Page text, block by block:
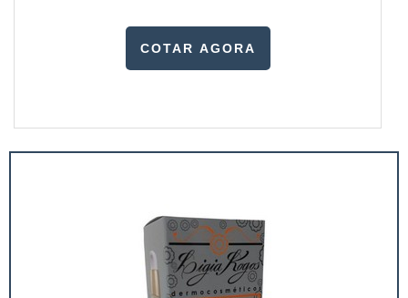
COTAR AGORA